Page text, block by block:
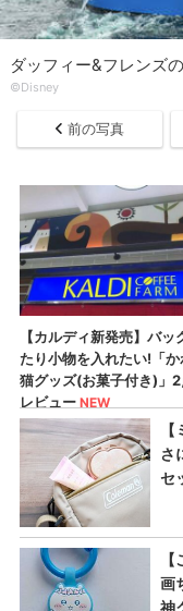
ダッフィー&フレンズ
©Disney
前の写真